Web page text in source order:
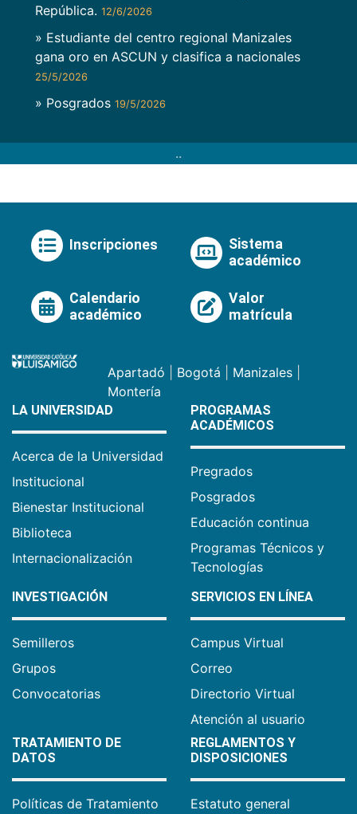
República. 12/6/2026
» Estudiante del centro regional Manizales
gana oro en ASCUN y clasifica a nacionales
25/5/2026
» Posgrados 19/5/2026
..
Inscripciones
Sistema
académico
Calendario
académico
Valor
matrícula
Apartadó Bogotá Manizales
Montería
LA UNIVERSIDAD
Acerca de la Universidad
Institucional
Bienestar Institucional
Biblioteca
Internacionalización
PROGRAMAS
ACADÉMICOS
Pregrados
Posgrados
Educación continua
Programas Técnicos y
Tecnologías
INVESTIGACIÓN
Semilleros
Grupos
Convocatorias
SERVICIOS EN LÍNEA
Campus Virtual
Correo
Directorio Virtual
Atención al usuario
TRATAMIENTO DE
DATOS
Políticas de Tratamiento
REGLAMENTOS Y
DISPOSICIONES
Estatuto general